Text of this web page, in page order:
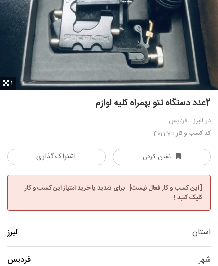
1
2عدد دستگاه تتو بهمراه کلیه لوازم
در البرز ، فردیس
کد کسب و کار :
نشان کردن اشتراک گذاری
[ این کسب و کار فعال نیست] : برای تمدید یا خرید امتیاز این کسب و کار
کلیک کنید !
استان البرز
شهر فردیس